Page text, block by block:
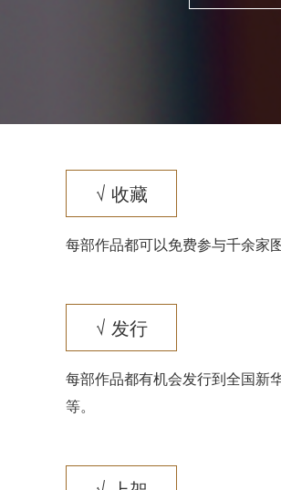
√ 收藏
每部作品都可以免费参与千余家
√ 发行
每部作品都有机会发行到全国新
等。